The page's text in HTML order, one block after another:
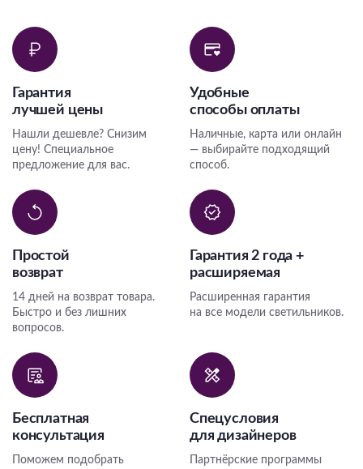
Гарантия
лучшей цены
Нашли дешевле? Снизим
цену! Специальное
предложение для вас.
Удобные
способы оплаты
Наличные, карта или онлайн
— выбирайте подходящий
способ.
Простой
возврат
14 дней на возврат товара.
Быстро и без лишних
вопросов.
Гарантия 2 года +
расширяемая
Расширенная гарантия
на все модели светильников.
Бесплатная
консультация
Поможем подобрать
Спецусловия
для дизайнеров
Партнёрские программы